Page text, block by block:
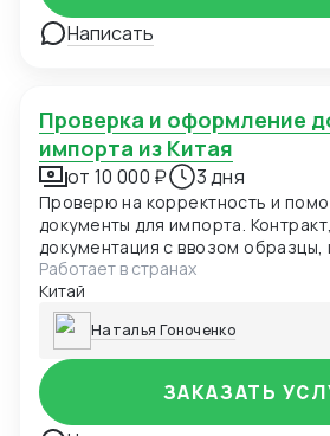
Написать
Проверка и оформление документов для
импорта из Китая
от 10 000 ₽ 3 дня
Проверю на корректность и
документы для импорта.
документация с ввозом образцы,
экспортные, таможенные драфты, помощь с
контролем корректных данных в
Работает в странах
Китай
Наталья Гоноченко
ЗАКАЗАТЬ